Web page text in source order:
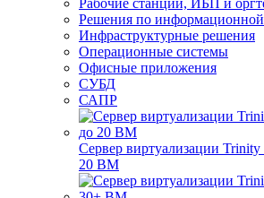
Рабочие станции, ИБП и
Решения по информационной
Инфраструктурные решения
Операционные системы
Офисные приложения
СУБД
САПР
Сервер виртуализации
20 ВМ